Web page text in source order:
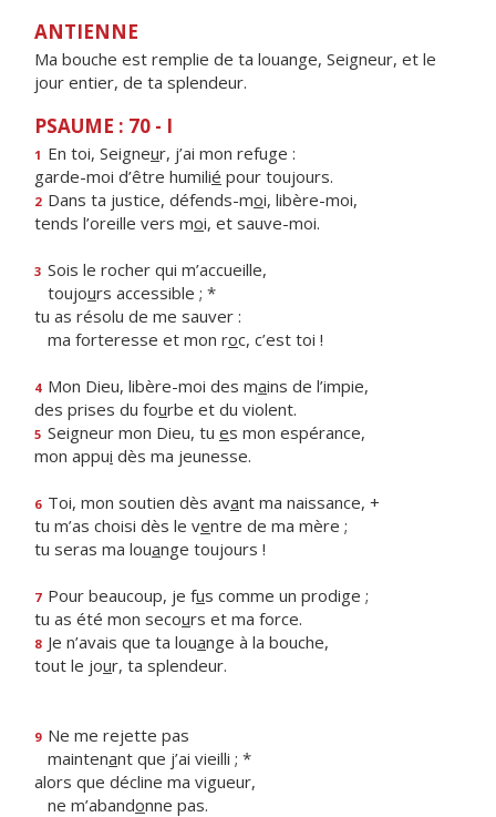
ANTIENNE
Ma bouche est remplie de ta louange, Seigneur, et le
jour entier, de ta splendeur.
PSAUME : 70 - I
1 En toi, Seigneur, j’ai mon refuge :
garde-moi d’être humilié pour toujours.
2 Dans ta justice, défends-moi, libère-moi,
tends l’oreille vers moi, et sauve-moi.
3 Sois le rocher qui m’accueille,
toujours accessible ; *
tu as résolu de me sauver :
ma forteresse et mon roc, c’est toi !
4 Mon Dieu, libère-moi des mains de l’impie,
des prises du fourbe et du violent.
5 Seigneur mon Dieu, tu es mon espérance,
mon appui dès ma jeunesse.
6 Toi, mon soutien dès avant ma naissance, +
tu m’as choisi dès le ventre de ma mère ;
tu seras ma louange toujours !
7 Pour beaucoup, je fus comme un prodige ;
tu as été mon secours et ma force.
8 Je n’avais que ta louange à la bouche,
tout le jour, ta splendeur.
9 Ne me rejette pas
maintenant que j’ai vieilli ; *
alors que décline ma vigueur,
ne m’abandonne pas.